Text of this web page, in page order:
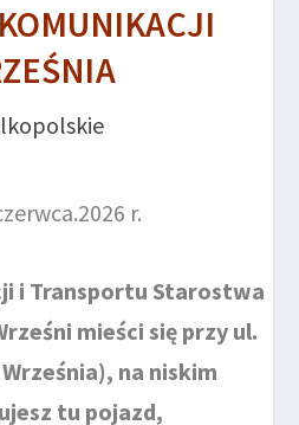
r.
i Transportu Starostwa
mieści się przy ul.
na niskim
tu pojazd,